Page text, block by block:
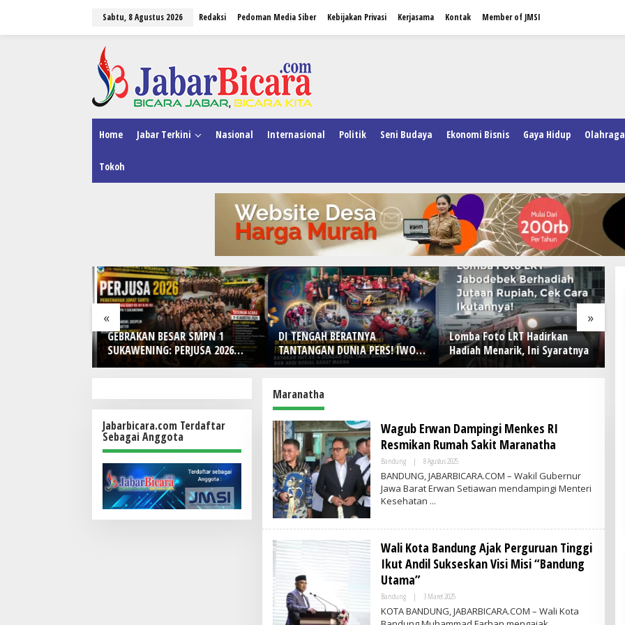
Sabtu, 8 Agustus 2026 Redaksi Pedoman Media Siber Kebijakan Privasi Kerjasama Kontak Member of JMSI
Home Jabar Terkini Nasional Internasional Politik Seni Budaya Ekonomi Bisnis Gaya Hidup Olahraga
Tokoh
« »
GEBRAKAN BESAR SMPN 1
SUKAWENING: PERJUSA 2026
TEMPA KARAKTER, DISIPLIN,
DI TENGAH BERATNYA
TANTANGAN DUNIA PERS! IWO
Indonesia Kota Bekasi Rayakan
Bunga, dan Aksi Sosial Sarat
Makna
Lomba Foto LRT Hadirkan
Hadiah Menarik, Ini Syaratnya
Jabarbicara.com Terdaftar
Sebagai Anggota
Maranatha
Wagub Erwan Dampingi Menkes RI
Resmikan Rumah Sakit Maranatha
Bandung | 8 Agustus 2025O
L
E
H
I
BANDUNG, JABARBICARA.COM – Wakil Gubernur
Jawa Barat Erwan Setiawan mendampingi Menteri
Kesehatan
Wali Kota Bandung Ajak Perguruan Tinggi
Ikut Andil Sukseskan Visi Misi “Bandung
Utama”
Bandung | 3 Maret 2025O
E
KOTA BANDUNG, JABARBICARA.COM – Wali Kota